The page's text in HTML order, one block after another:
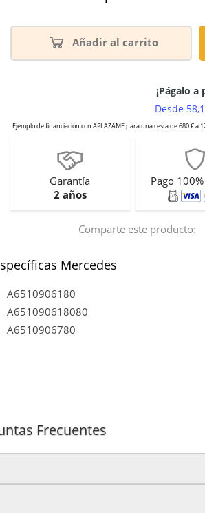
Añadir al carrito
Garantía
2 años
Pago 100%
Comparte este producto:
Mercedes
A6510906180
A651090618080
A6510906780
Frecuentes